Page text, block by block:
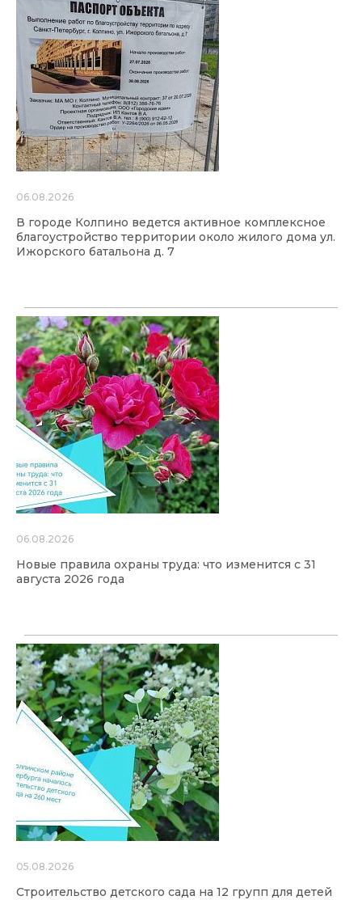
06.08.2026
В городе Колпино ведется активное комплексное
благоустройство территории около жилого дома ул.
Ижорского батальона д. 7
06.08.2026
Новые правила охраны труда: что изменится с 31
августа 2026 года
05.08.2026
Строительство детского сада на 12 групп для детей